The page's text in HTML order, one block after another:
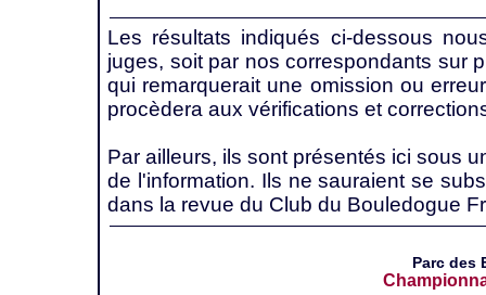
Les résultats indiqués ci-dessous
juges, soit par nos correspondants sur
qui remarquerait une omission ou
procèdera aux vérifications et
Par ailleurs, ils sont présentés ici sous
de l'information. Ils ne sauraient se
dans la revue du Club du Bouledogue
Parc des